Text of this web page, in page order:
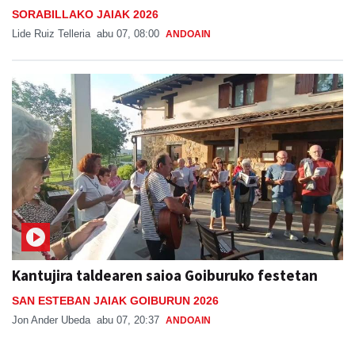
SORABILLAKO JAIAK 2026
Lide Ruiz Telleria abu 07, 08:00 ANDOAIN
Kantujira taldearen saioa Goiburuko festetan
SAN ESTEBAN JAIAK GOIBURUN 2026
Jon Ander Ubeda abu 07, 20:37 ANDOAIN